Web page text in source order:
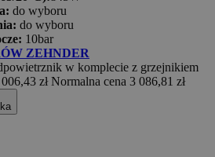
do wyboru
do wyboru
10bar
ZEHNDER
w komplecie z grzejnikiem
zł Normalna cena 3 086,81 zł